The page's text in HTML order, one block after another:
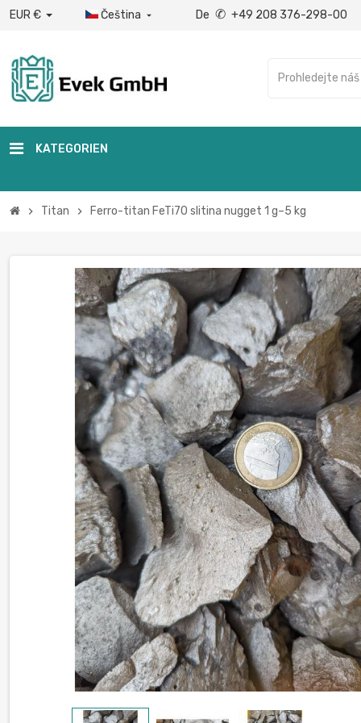
EUR € Čeština  De ✆ +49 208 376-298-00
KATEGORIEN
chevron_right Titan chevron_right Ferro-titan FeTi70 slitina nugget 1 g–5 kg